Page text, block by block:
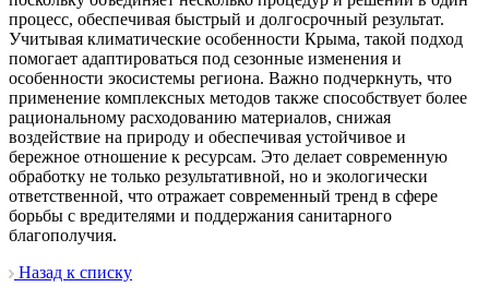
процесс, обеспечивая быстрый и долгосрочный результат.
Учитывая климатические особенности Крыма, такой подход
помогает адаптироваться под сезонные изменения и
особенности экосистемы региона. Важно подчеркнуть, что
применение комплексных методов также способствует более
рациональному расходованию материалов, снижая
воздействие на природу и обеспечивая устойчивое и
бережное отношение к ресурсам. Это делает современную
обработку не только результативной, но и экологически
ответственной, что отражает современный тренд в сфере
борьбы с вредителями и поддержания санитарного
благополучия.
Назад к списку